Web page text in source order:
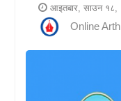
राजनीति
आइतबार, साउन १८,
Online